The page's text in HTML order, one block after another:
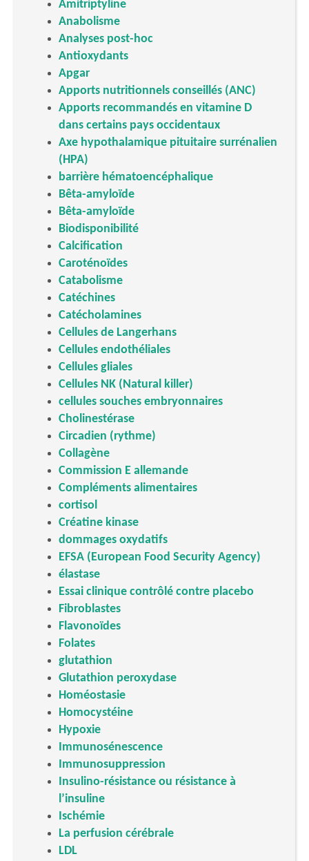
Amitriptyline
Anabolisme
Analyses post-hoc
Antioxydants
Apgar
Apports nutritionnels conseillés (ANC)
Apports recommandés en vitamine D
dans certains pays occidentaux
Axe hypothalamique pituitaire surrénalien
(HPA)
barrière hématoencéphalique
Bêta-amyloïde
Bêta-amyloïde
Biodisponibilité
Calcification
Caroténoïdes
Catabolisme
Catéchines
Catécholamines
Cellules de Langerhans
Cellules endothéliales
Cellules gliales
Cellules NK (Natural killer)
cellules souches embryonnaires
Cholinestérase
Circadien (rythme)
Collagène
Commission E allemande
Compléments alimentaires
cortisol
Créatine kinase
dommages oxydatifs
EFSA (European Food Security Agency)
élastase
Essai clinique contrôlé contre placebo
Fibroblastes
Flavonoïdes
Folates
glutathion
Glutathion peroxydase
Homéostasie
Homocystéine
Hypoxie
Immunosénescence
Immunosuppression
Insulino-résistance ou résistance à
l’insuline
Ischémie
La perfusion cérébrale
LDL